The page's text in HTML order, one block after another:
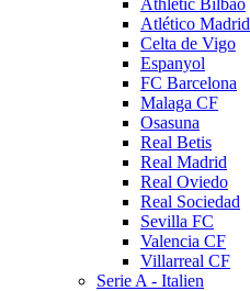
Athletic Bilbao
Atlético Madrid
Celta de Vigo
Espanyol
FC Barcelona
Malaga CF
Osasuna
Real Betis
Real Madrid
Real Oviedo
Real Sociedad
Sevilla FC
Valencia CF
Villarreal CF
Serie A - Italien